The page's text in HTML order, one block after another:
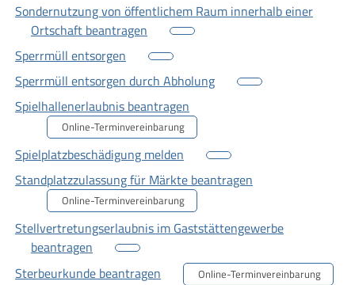
Sondernutzung von öffentlichem Raum innerhalb einer
Ortschaft beantragen
Sperrmüll entsorgen
Sperrmüll entsorgen durch Abholung
Spielhallenerlaubnis beantragen
Online-Terminvereinbarung
Spielplatzbeschädigung melden
Standplatzzulassung für Märkte beantragen
Online-Terminvereinbarung
Stellvertretungserlaubnis im Gaststättengewerbe
beantragen
Sterbeurkunde beantragen
Online-Terminvereinbarung